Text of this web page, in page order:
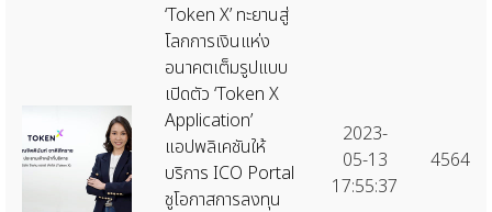
‘Token X’ ทะยานสู่
โลกการเงินแห่ง
อนาคตเต็มรูปแบบ
เปิดตัว ‘Token X
Application’
แอปพลิเคชันให้
บริการ ICO Portal
ชูโอกาสการลงทุน
2023-
05-13
17:55:37
4564